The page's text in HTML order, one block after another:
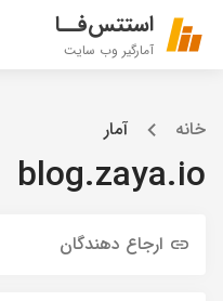
استتس‌فــا
آمارگیر وب سایت
خانه آمار
blog.zaya.io
ارجاع دهندگان